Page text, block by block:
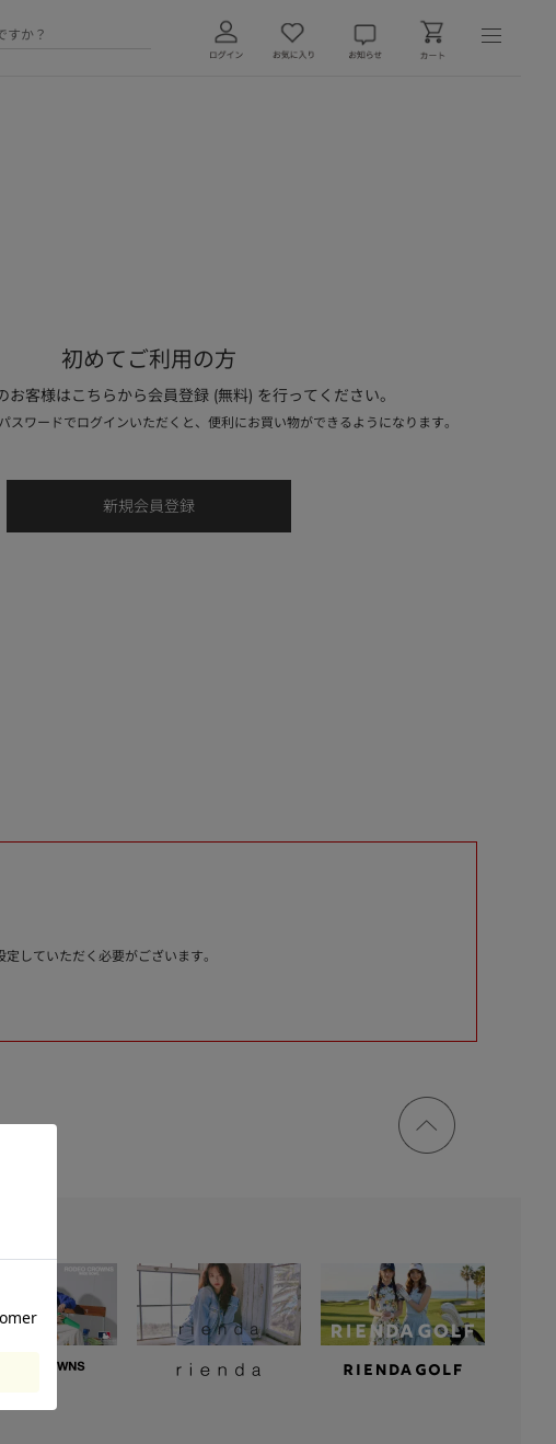
初めてご利用の方
お客様はこちらから会員登録 (無料) を行ってください。
スワードでログインいただくと、便利にお買い物ができるようになります。
していただく必要がございます。
ページ
トップ